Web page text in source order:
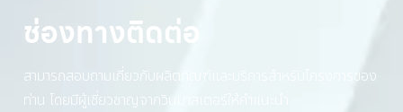
ช่องทางติดต่อ
สามารถสอบถามเกี่ยวกับผลิตภัณฑ์และบริการสำหรับโครงการของ
ท่าน โดยมีผู้เชี่ยวชาญจากวินมาสเตอร์ให้คำแนะนำ